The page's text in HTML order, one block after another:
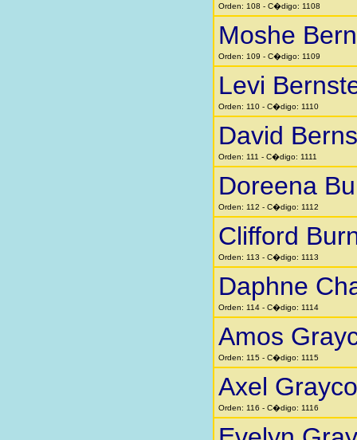
Orden: 108 - C�digo: 1108
Moshe
Orden: 109 - C�digo: 1109
Levi
Orden: 110 - C�digo: 1110
David
Orden: 111 - C�digo: 1111
Doreena
Orden: 112 - C�digo: 1112
Clifford
Orden: 113 - C�digo: 1113
Daphne
Orden: 114 - C�digo: 1114
Amos
Orden: 115 - C�digo: 1115
Axel
Orden: 116 - C�digo: 1116